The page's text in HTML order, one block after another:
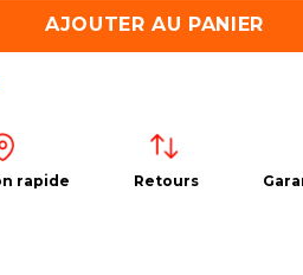
AJOUTER AU PANIER
rapide Retours